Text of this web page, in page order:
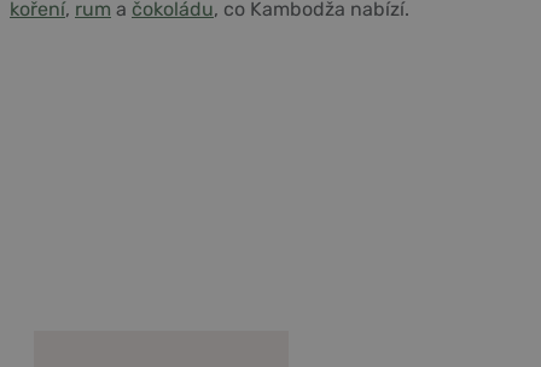
koření, rum a čokoládu, co Kambodža nabízí.